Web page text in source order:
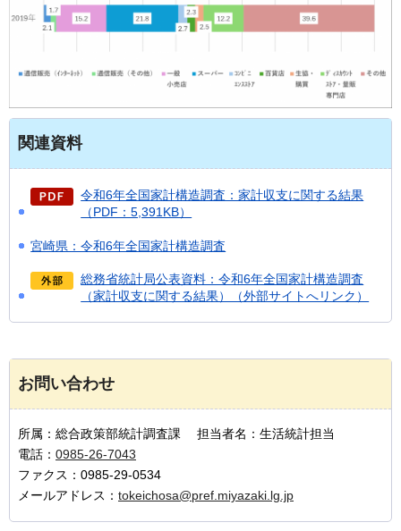
関連資料
令和6年全国家計構造調査：家計収支に関する結果
（PDF：5,391KB）
宮崎県：令和6年全国家計構造調査
総務省統計局公表資料：令和6年全国家計構造調査
（家計収支に関する結果）（外部サイトへリンク）
お問い合わせ
所属：総合政策部統計調査課 担当者名：生活統計担当
電話： 0985-26-7043
ファクス：0985-29-0534
メールアドレス： tokeichosa@pref.miyazaki.lg.jp